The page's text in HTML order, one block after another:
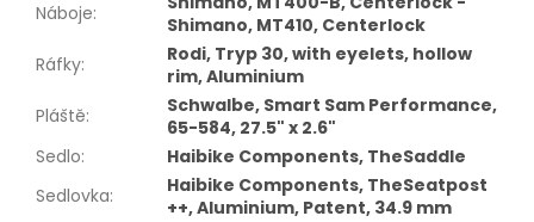
Náboje:
Shimano, MT410, Centerlock
Ráfky:
Rodi, Tryp 30, with eyelets, hollow
rim, Aluminium
Pláště:
Schwalbe, Smart Sam Performance,
65-584, 27.5" x 2.6"
Sedlo:
Haibike Components, TheSaddle
Sedlovka:
Haibike Components, TheSeatpost
++, Aluminium, Patent, 34.9 mm